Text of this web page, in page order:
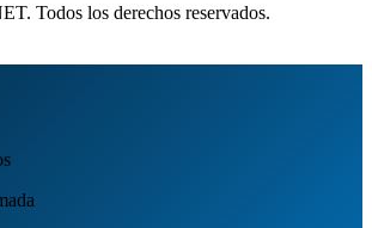
Todos los derechos reservados.